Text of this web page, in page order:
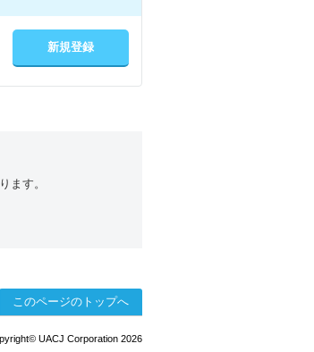
ます。
このページのトップへ
UACJ Corporation 2026